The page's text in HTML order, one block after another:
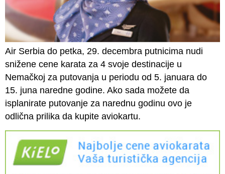
Air Serbia do petka, 29. decembra putnicima nudi
snižene cene karata za 4 svoje destinacije u
Nemačkoj za putovanja u periodu od 5. januara do
15. juna naredne godine. Ako sada možete da
isplanirate putovanje za narednu godinu ovo je
odlična prilika da kupite aviokartu.